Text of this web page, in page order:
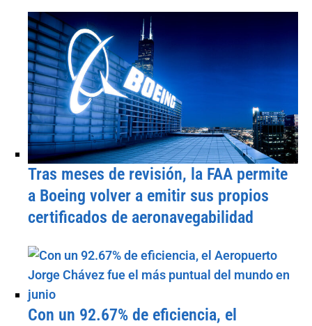
Tras meses de revisión, la FAA permite
a Boeing volver a emitir sus propios
certificados de aeronavegabilidad
Con un 92.67% de eficiencia, el